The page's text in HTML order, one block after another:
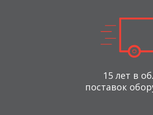
15 лет в
поставок